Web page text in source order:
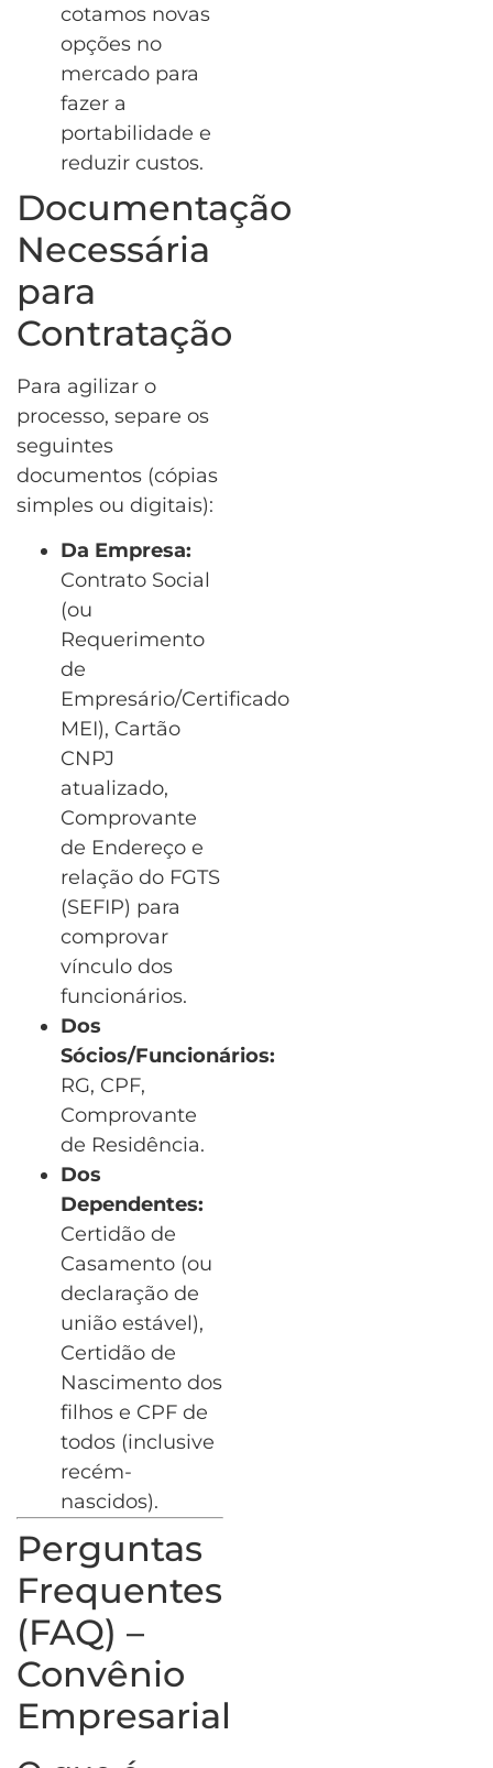
cotamos novas
opções no
mercado para
fazer a
portabilidade e
reduzir custos.
Documentação
Necessária
para
Contratação
Para agilizar o
processo, separe os
seguintes
documentos (cópias
simples ou digitais):
Da Empresa:
Contrato Social
(ou
Requerimento
de
Empresário/Certificado
MEI), Cartão
CNPJ
atualizado,
Comprovante
de Endereço e
relação do FGTS
(SEFIP) para
comprovar
vínculo dos
funcionários.
Dos
Sócios/Funcionários:
RG, CPF,
Comprovante
de Residência.
Dos
Dependentes:
Certidão de
Casamento (ou
declaração de
união estável),
Certidão de
Nascimento dos
filhos e CPF de
todos (inclusive
recém-
nascidos).
Perguntas
Frequentes
(FAQ) –
Convênio
Empresarial